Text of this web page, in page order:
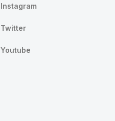
Instagram
Twitter
Youtube